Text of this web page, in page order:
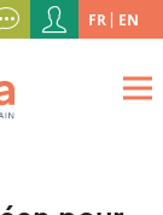
FR EN